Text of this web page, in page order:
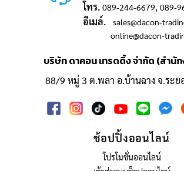
โทร. 089-244-6679, 089-
อีเมล์.
sales@dacon-
online@dacon-
บริษัท ดาคอน เทรดดิ้ง จำกัด (สำนั
88/9 หมู่ 3 ต.พลา อ.บ้านฉาง จ.ระย
ช้อปปิ้งออนไลน์
โปรโมชั่นออนไลน์